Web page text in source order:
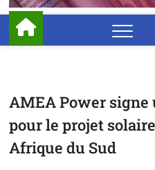
AMEA Power
pour le projet
Afrique du Sud